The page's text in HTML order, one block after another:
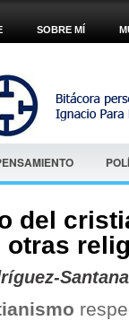
SOBRE MÍ
del
otras
Santana